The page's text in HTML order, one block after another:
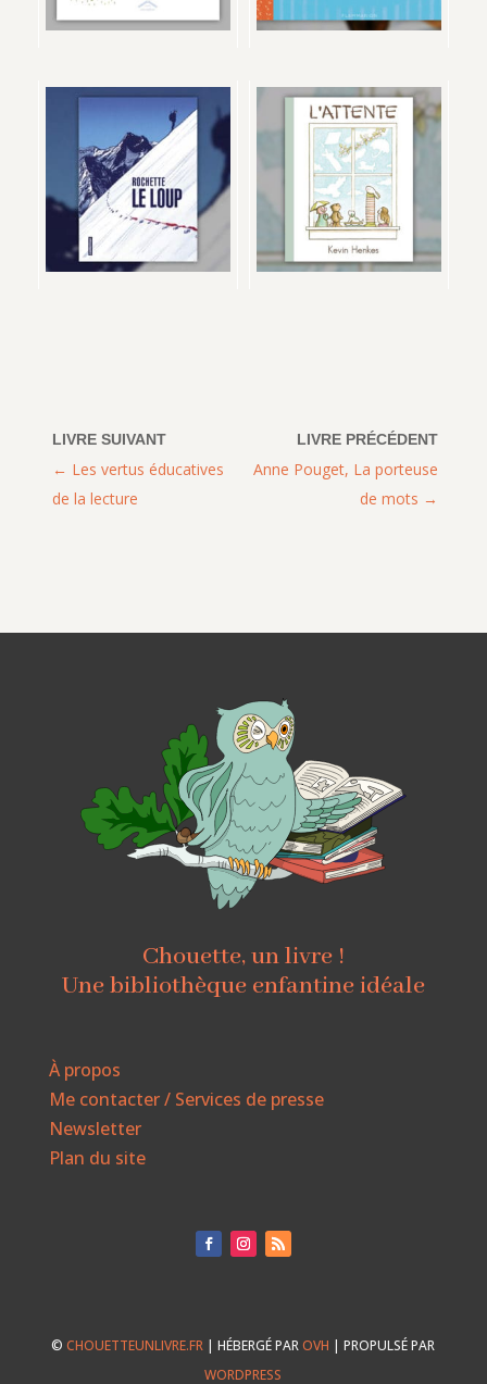
Anne Pouget, La porteuse
de mots
Les vertus éducatives
de la lecture
Chouette, un livre !
Une bibliothèque enfantine idéale
À propos
Me contacter / Services de presse
Newsletter
Plan du site
©CHOUETTEUNLIVRE.FR | HÉBERGÉ PAROVH | PROPULSÉ PAR
WORDPRESS